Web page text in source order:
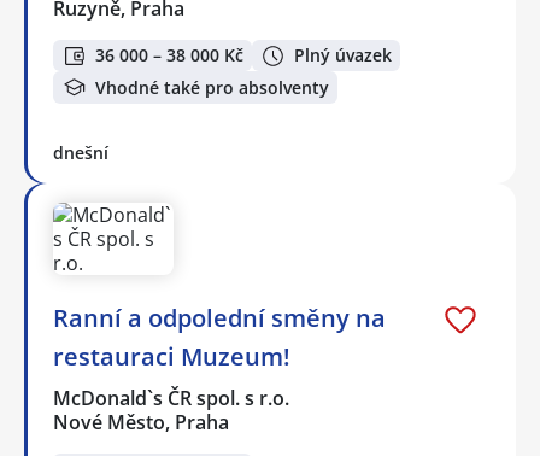
Ruzyně, Praha
36 000 – 38 000 Kč
Plný úvazek
Vhodné také pro absolventy
dnešní
Ranní a odpolední směny na
restauraci Muzeum!
McDonald`s ČR spol. s r.o.
Nové Město, Praha